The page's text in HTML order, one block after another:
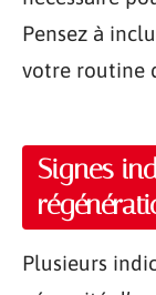
Pensez à
votre routine
Signes
Plusieurs